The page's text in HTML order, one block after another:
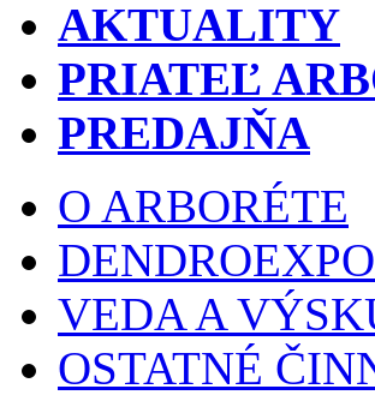
AKTUALITY
PRIATEĽ
PREDAJŇA
O ARBORÉTE
VEDA A
OSTATNÉ